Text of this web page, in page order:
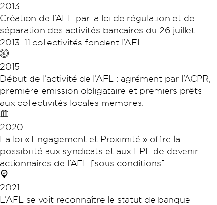
2013
Création de l’AFL par la loi de régulation et de
séparation des activités bancaires du 26 juillet
2013. 11 collectivités fondent l’AFL.
2015
Début de l’activité de l’AFL : agrément par l’ACPR,
première émission obligataire et premiers prêts
aux collectivités locales membres.
2020
La loi « Engagement et Proximité » offre la
possibilité aux syndicats et aux EPL de devenir
actionnaires de l’AFL [sous conditions]
2021
L’AFL se voit reconnaître le statut de banque